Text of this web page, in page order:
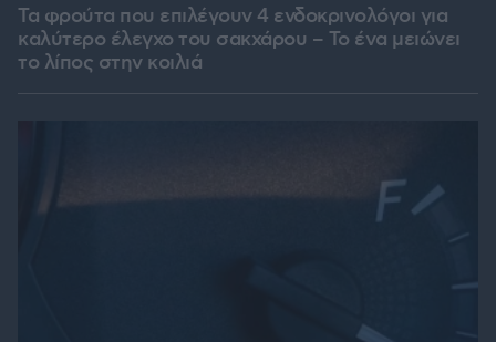
Τα φρούτα που επιλέγουν 4 ενδοκρινολόγοι για
καλύτερο έλεγχο του σακχάρου – Το ένα μειώνει
το λίπος στην κοιλιά